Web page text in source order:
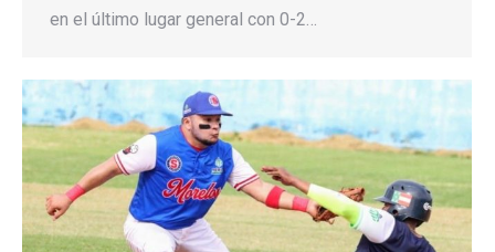
en el último lugar general con 0-2…